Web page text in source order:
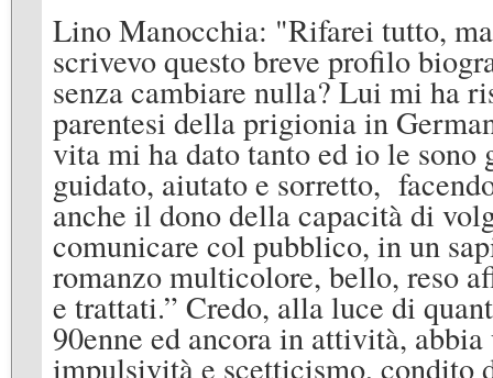
Lino Manocchia: "Rifarei tutto,
scrivevo questo breve profilo
senza cambiare nulla? Lui mi ha
parentesi della prigionia in
vita mi ha dato tanto ed io le
guidato, aiutato e sorretto,
anche il dono della capacità di
comunicare col pubblico, in un
romanzo multicolore, bello, reso
e trattati.” Credo, alla luce di
90enne ed ancora in attività,
impulsività e scetticismo, condito